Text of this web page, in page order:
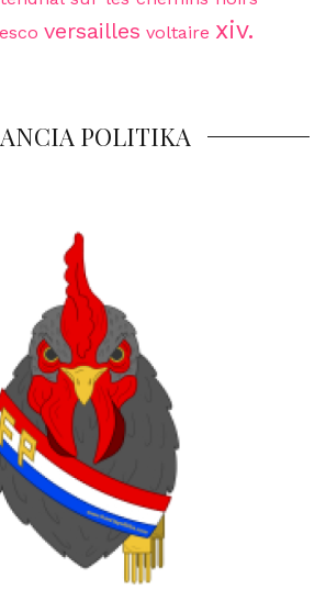
versailles voltaire xiv.
POLITIKA